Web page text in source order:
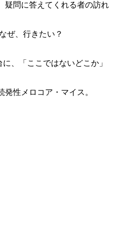
疑問に答えてくれる者の訪れ
、行きたい？
、「ここではないどこか」
性メロコア・マイス。